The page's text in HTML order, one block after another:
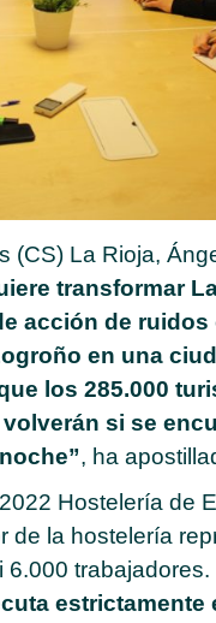
(CS) La Rioja,
transformar
acción de ruidos
en una
los 285.000
si se
, ha
Hostelería de
de la hostelería
estrictamente